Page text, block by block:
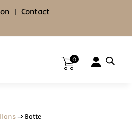
| Contact
0
⇒ Botte